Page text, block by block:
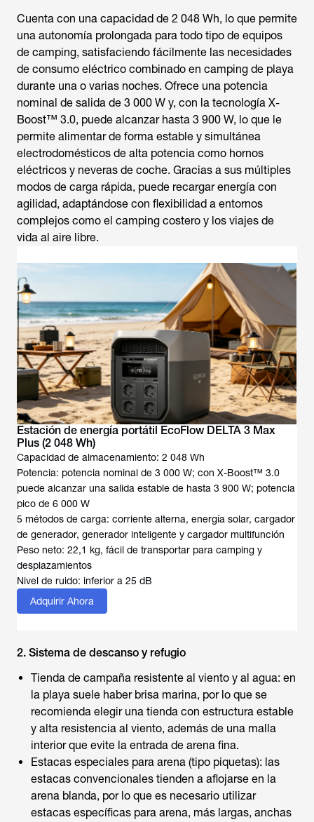
Cuenta con una capacidad de 2 048 Wh, lo que permite
una autonomía prolongada para todo tipo de equipos
de camping, satisfaciendo fácilmente las necesidades
de consumo eléctrico combinado en camping de playa
durante una o varias noches. Ofrece una potencia
nominal de salida de 3 000 W y, con la tecnología X-
Boost™ 3.0, puede alcanzar hasta 3 900 W, lo que le
permite alimentar de forma estable y simultánea
electrodomésticos de alta potencia como hornos
eléctricos y neveras de coche. Gracias a sus múltiples
modos de carga rápida, puede recargar energía con
agilidad, adaptándose con flexibilidad a entornos
complejos como el camping costero y los viajes de
vida al aire libre.
Estación de energía portátil EcoFlow DELTA 3 Max
Plus (2 048 Wh)
Capacidad de almacenamiento: 2 048 Wh
Potencia: potencia nominal de 3 000 W; con X-Boost™ 3.0
puede alcanzar una salida estable de hasta 3 900 W; potencia
pico de 6 000 W
5 métodos de carga: corriente alterna, energía solar, cargador
de generador, generador inteligente y cargador multifunción
Peso neto: 22,1 kg, fácil de transportar para camping y
desplazamientos
Nivel de ruido: inferior a 25 dB
Adquirir Ahora
2. Sistema de descanso y refugio
Tienda de campaña resistente al viento y al agua: en
la playa suele haber brisa marina, por lo que se
recomienda elegir una tienda con estructura estable
y alta resistencia al viento, además de una malla
interior que evite la entrada de arena fina.
Estacas especiales para arena (tipo piquetas): las
estacas convencionales tienden a aflojarse en la
arena blanda, por lo que es necesario utilizar
estacas específicas para arena, más largas, anchas